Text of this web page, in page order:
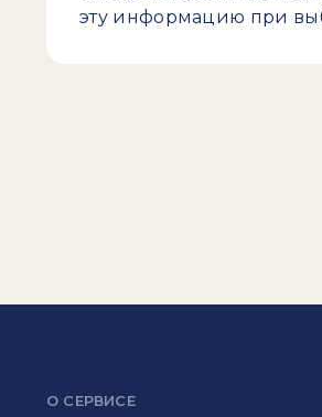
эту информацию при
О СЕРВИСЕ